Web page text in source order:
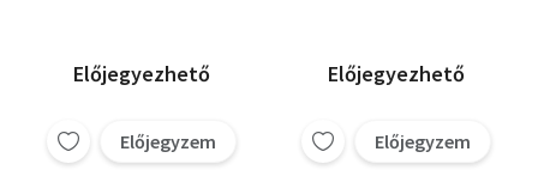
Előjegyezhető
Előjegyzem
Előjegyezhető
Előjegyzem